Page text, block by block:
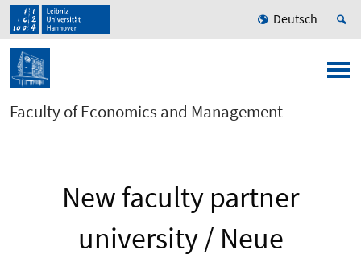
Deutsch
Faculty of Economics and Management
New faculty partner
university / Neue